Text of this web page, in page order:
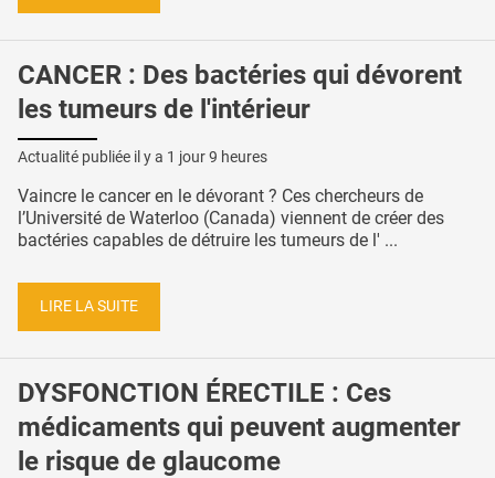
CANCER : Des bactéries qui dévorent
les tumeurs de l'intérieur
Actualité publiée il y a 1 jour 9 heures
Vaincre le cancer en le dévorant ? Ces chercheurs de
l’Université de Waterloo (Canada) viennent de créer des
bactéries capables de détruire les tumeurs de l' ...
LIRE LA SUITE
DYSFONCTION ÉRECTILE : Ces
médicaments qui peuvent augmenter
le risque de glaucome